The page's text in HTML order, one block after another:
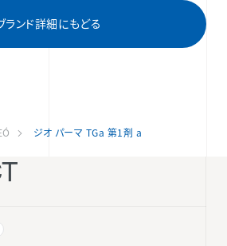
ランド詳細にもどる
ジオ パーマ TGa 第1剤 a